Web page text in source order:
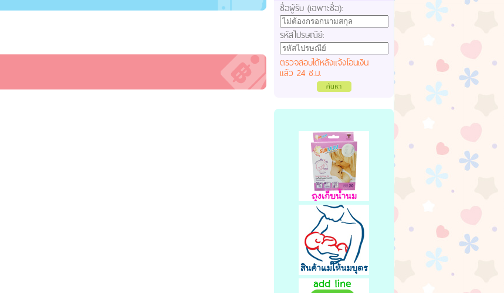
ชื่อผู้รับ (เฉพาะชื่อ):
รหัสไปรษณีย์:
ตรวจสอบได้หลังแจ้งโอนเงิน
แล้ว 24 ช.ม.